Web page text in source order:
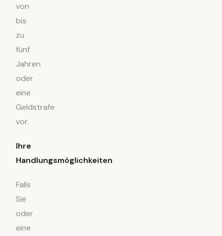
von
bis
zu
fünf
Jahren
oder
eine
Geldstrafe
vor.
Ihre
Handlungsmöglichkeiten
Falls
Sie
oder
eine